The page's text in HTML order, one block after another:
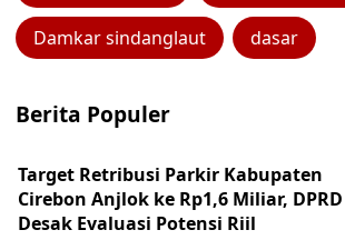
Damkar sindanglaut dasar
Berita Populer
Target Retribusi Parkir Kabupaten
Cirebon Anjlok ke Rp1,6 Miliar, DPRD
Desak Evaluasi Potensi Riil